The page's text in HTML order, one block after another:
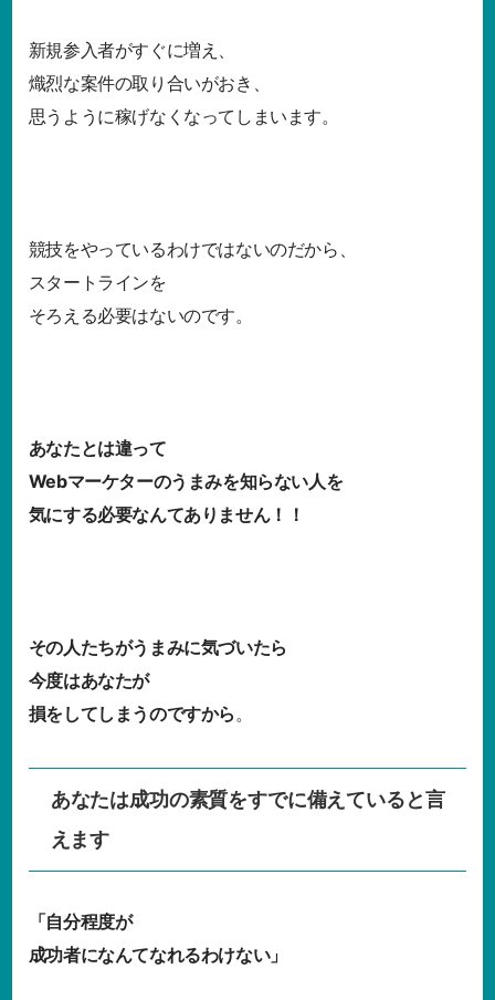
新規参入者がすぐに増え、
熾烈な案件の取り合いがおき、
思うように稼げなくなってしまいます。
競技をやっているわけではないのだから、
スタートラインを
そろえる必要はないのです。
あなたとは違って
Webマーケターのうまみを知らない人を
気にする必要なんてありません！！
その人たちがうまみに気づいたら
今度はあなたが
損をしてしまうのですから 。
あなたは成功の素質をすでに備えていると言
えます
「自分程度が
成功者になんてなれるわけない」